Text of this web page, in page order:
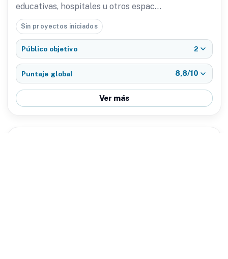
educativas, hospitales u otros espac…
Sin proyectos iniciados
Público objetivo 2
Puntaje global 8,8/10
Ver más